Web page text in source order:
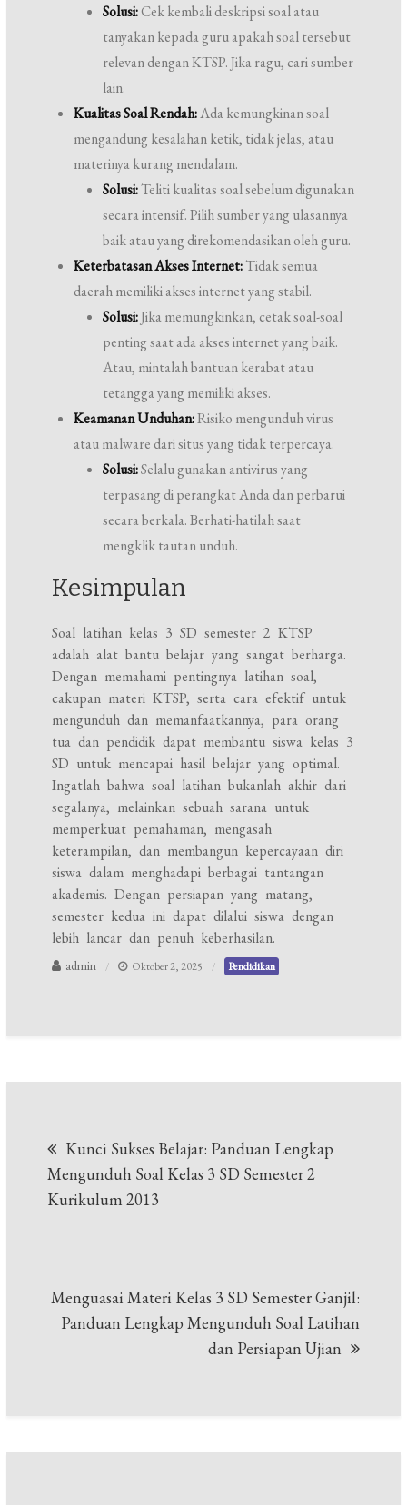
Solusi:Cek kembali deskripsi soal atau
tanyakan kepada guru apakah soal tersebut
relevan dengan KTSP. Jika ragu, cari sumber
lain.
Kualitas Soal Rendah:Ada kemungkinan soal
mengandung kesalahan ketik, tidak jelas, atau
materinya kurang mendalam.
Solusi:Teliti kualitas soal sebelum digunakan
secara intensif. Pilih sumber yang ulasannya
baik atau yang direkomendasikan oleh guru.
Keterbatasan Akses Internet:Tidak semua
daerah memiliki akses internet yang stabil.
Solusi:Jika memungkinkan, cetak soal-soal
penting saat ada akses internet yang baik.
Atau, mintalah bantuan kerabat atau
tetangga yang memiliki akses.
Keamanan Unduhan:Risiko mengunduh virus
atau malware dari situs yang tidak terpercaya.
Solusi:Selalu gunakan antivirus yang
terpasang di perangkat Anda dan perbarui
secara berkala. Berhati-hatilah saat
mengklik tautan unduh.
Kesimpulan
Soal latihan kelas 3 SD semester 2 KTSP
adalah alat bantu belajar yang sangat berharga.
Dengan memahami pentingnya latihan soal,
cakupan materi KTSP, serta cara efektif untuk
mengunduh dan memanfaatkannya, para orang
tua dan pendidik dapat membantu siswa kelas 3
SD untuk mencapai hasil belajar yang optimal.
Ingatlah bahwa soal latihan bukanlah akhir dari
segalanya, melainkan sebuah sarana untuk
memperkuat pemahaman, mengasah
keterampilan, dan membangun kepercayaan diri
siswa dalam menghadapi berbagai tantangan
akademis. Dengan persiapan yang matang,
semester kedua ini dapat dilalui siswa dengan
lebih lancar dan penuh keberhasilan.
admin Oktober 2, 2025 Pendidikan
pos
Kunci Sukses Belajar: Panduan Lengkap
Mengunduh Soal Kelas 3 SD Semester 2
Kurikulum 2013
Menguasai Materi Kelas 3 SD Semester Ganjil:
Panduan Lengkap Mengunduh Soal Latihan
dan Persiapan Ujian